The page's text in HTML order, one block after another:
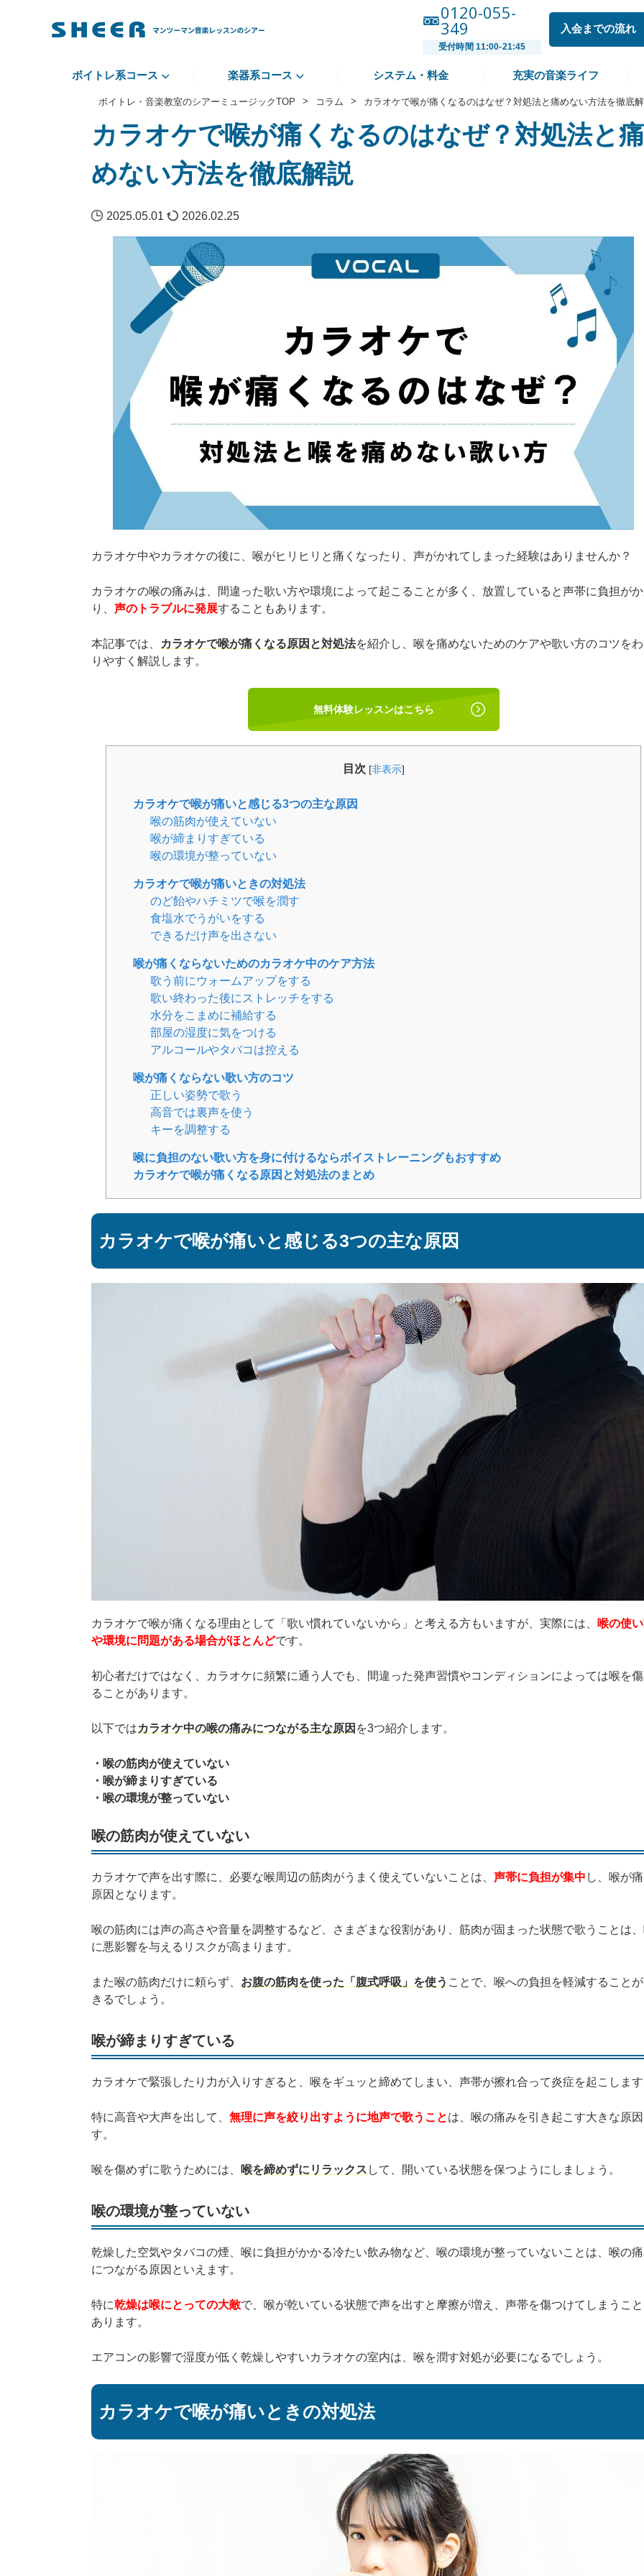
0120-055-
349
受付時間 11:00-21:45
入会までの流れ
ボイトレ系コース 楽器系コース システム・料金 充実の音楽ライフ
ボイトレ・音楽教室のシアーミュージックTOP > コラム > カラオケで喉が痛くなるのはなぜ？対処法と痛めない方法を徹底
カラオケで喉が痛くなるのはなぜ？対処法と痛
めない方法を徹底解説
2025.05.01 2026.02.25
カラオケ中やカラオケの後に、喉がヒリヒリと痛くなったり、声がかれてしまった経験はありませんか？
カラオケの喉の痛みは、間違った歌い方や環境によって起こることが多く、放置していると声帯に負担が
り、 声のトラブルに発展することもあります。
本記事では、 カラオケで喉が痛くなる原因と対処法を紹介し、喉を痛めないためのケアや歌い方のコツを
りやすく解説します。
無料体験レッスンはこちら
目次 [非表示]
カラオケで喉が痛いと感じる3つの主な原因
喉の筋肉が使えていない
喉が締まりすぎている
喉の環境が整っていない
カラオケで喉が痛いときの対処法
のど飴やハチミツで喉を潤す
食塩水でうがいをする
できるだけ声を出さない
喉が痛くならないためのカラオケ中のケア方法
歌う前にウォームアップをする
歌い終わった後にストレッチをする
水分をこまめに補給する
部屋の湿度に気をつける
アルコールやタバコは控える
喉が痛くならない歌い方のコツ
正しい姿勢で歌う
高音では裏声を使う
キーを調整する
喉に負担のない歌い方を身に付けるならボイストレーニングもおすすめ
カラオケで喉が痛くなる原因と対処法のまとめ
カラオケで喉が痛いと感じる3つの主な原因
カラオケで喉が痛くなる理由として「歌い慣れていないから」と考える方もいますが、実際には、
喉の使
や環境に問題がある場合がほとんどです。
初心者だけではなく、カラオケに頻繁に通う人でも、間違った発声習慣やコンディションによっては喉を
ることがあります。
以下ではカラオケ中の喉の痛みにつながる主な原因 を3つ紹介します。
・喉の筋肉が使えていない
・喉が締まりすぎている
・喉の環境が整っていない
喉の筋肉が使えていない
カラオケで声を出す際に、必要な喉周辺の筋肉がうまく使えていないことは、 声帯に負担が集中 し、喉が
原因となります。
喉の筋肉には声の高さや音量を調整するなど、さまざまな役割があり、筋肉が固まった状態で歌うことは
に悪影響を与えるリスクが高まります。
また喉の筋肉だけに頼らず、 お腹の筋肉を使った「腹式呼吸」を使う ことで、喉への負担を軽減すること
きるでしょう。
喉が締まりすぎている
カラオケで緊張したり力が入りすぎると、喉をギュッと締めてしまい、声帯が擦れ合って炎症を起こしま
特に高音や大声を出して、 無理に声を絞り出すように地声で歌うことは、喉の痛みを引き起こす大きな原
す。
喉を傷めずに歌うためには、 喉を締めずにリラックス して、開いている状態を保つようにしましょう。
喉の環境が整っていない
乾燥した空気やタバコの煙、喉に負担がかかる冷たい飲み物など、喉の環境が整っていないことは、喉の
につながる原因といえます。
特に乾燥は喉にとっての大敵で、喉が乾いている状態で声を出すと摩擦が増え、声帯を傷つけてしまうこ
あります。
エアコンの影響で湿度が低く乾燥しやすいカラオケの室内は、喉を潤す対処が必要になるでしょう。
カラオケで喉が痛いときの対処法